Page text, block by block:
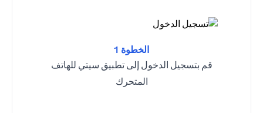
الخطوة 1
قم بتسجيل الدخول إلى تطبيق سيتي للهاتف
المتحرك